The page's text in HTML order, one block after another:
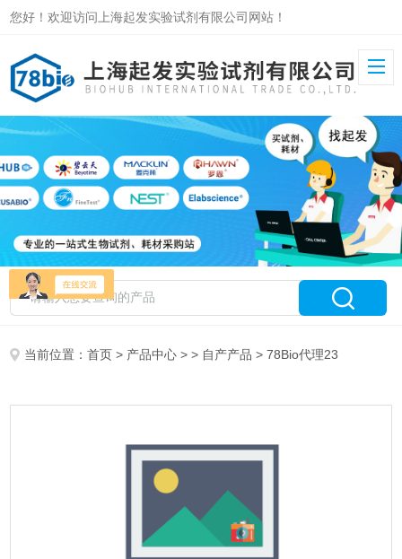
您好！欢迎访问上海起发实验试剂有限公司网站！
当前位置：首页 > 产品中心 > > 自产产品 > 78Bio代理23